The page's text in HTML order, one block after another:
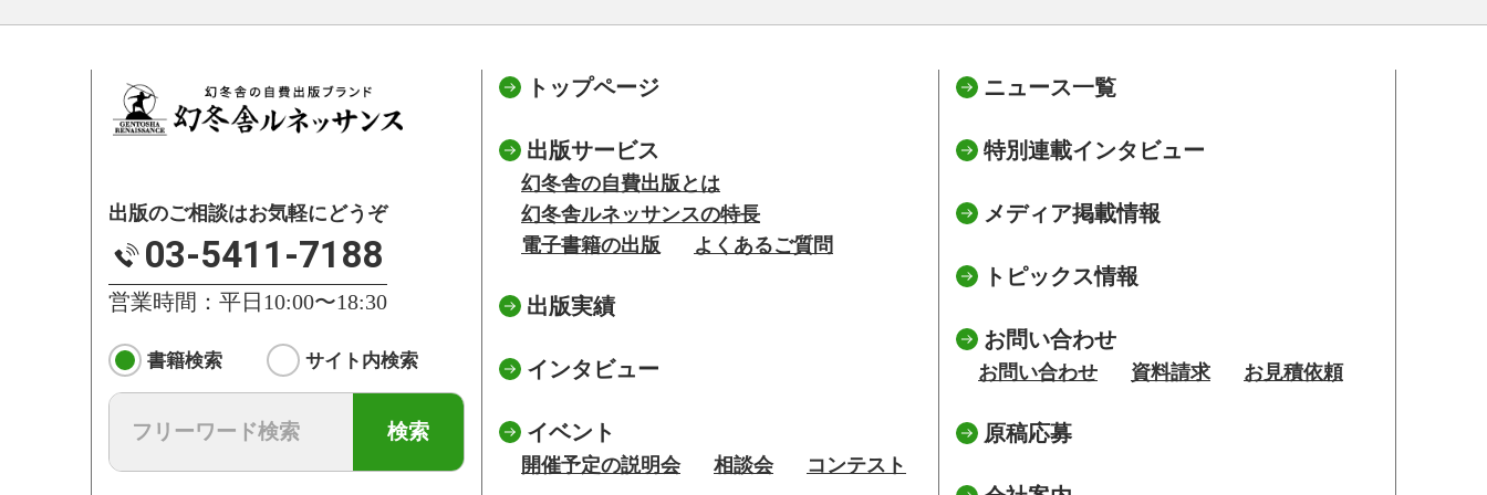
出版のご相談はお気軽にどうぞ
03-5411-7188
営業時間：平日10:00〜18:30
書籍検索 サイト内検索
検索
トップページ
出版サービス
幻冬舎の自費出版とは
幻冬舎ルネッサンスの特長
電子書籍の出版
よくあるご質問
出版実績
インタビュー
イベント
開催予定の説明会 相談会 コンテスト
ニュース一覧
特別連載インタビュー
メディア掲載情報
トピックス情報
お問い合わせ
お問い合わせ 資料請求 お見積依頼
原稿応募